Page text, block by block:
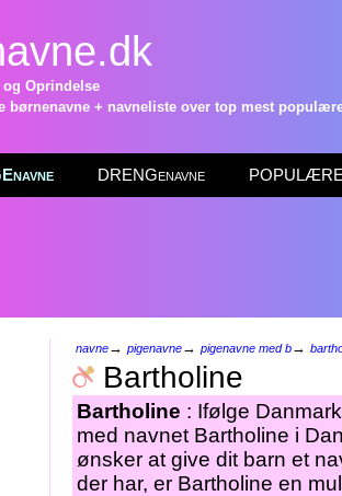
og Oprindelse
børnenavne + navneliste over top mest
DRENGenavne POPULÆRE
navne→ pigenavne→ pigenavne med b→
Bartholine
Bartholine : Ifølge
med navnet Bartholine i
ønsker at give dit barn et
der har, er Bartholine en